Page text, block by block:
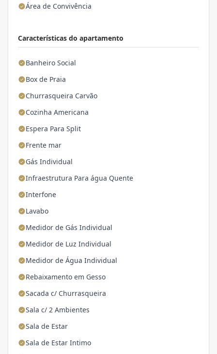
Área de Convivência
Características do apartamento
Banheiro Social
Box de Praia
Churrasqueira Carvão
Cozinha Americana
Espera Para Split
Frente mar
Gás Individual
Infraestrutura Para água Quente
Interfone
Lavabo
Medidor de Gás Individual
Medidor de Luz Individual
Medidor de Água Individual
Rebaixamento em Gesso
Sacada c/ Churrasqueira
Sala c/ 2 Ambientes
Sala de Estar
Sala de Estar Intimo